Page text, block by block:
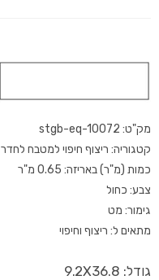
מק"ט: stgb-eq-10072
קטגוריה: ריצוף חיפוי למטבח
כמות (מ"ר) באריזה: 0.65 מ"ר
צבע: כחול
גימור: מט
מתאים ל: ריצוף וחיפוי
גודל: 9.2X36.8